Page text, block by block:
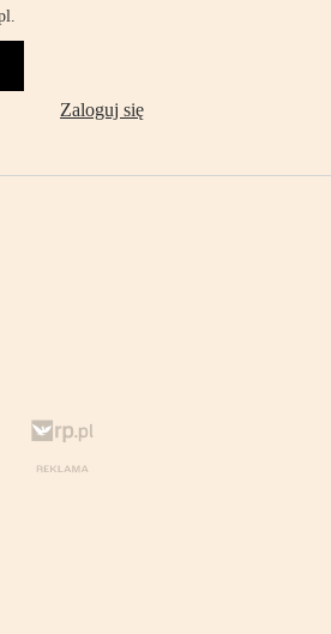
Zaloguj się